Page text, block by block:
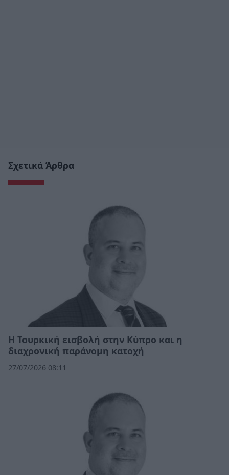
Σχετικά Άρθρα
Η Τουρκική εισβολή στην Κύπρο και η
διαχρονική παράνομη κατοχή
27/07/2026 08:11